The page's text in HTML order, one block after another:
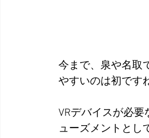
今まで、泉や名取
やすいのは初です
VRデバイスが必
ューズメントとし